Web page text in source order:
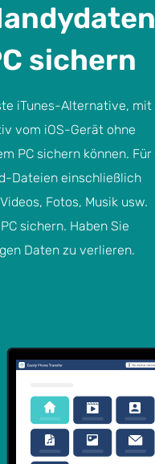
sichern
iTunes-Alternative, mit
vom iOS-Gerät ohne
PC sichern können. Für
Dateien einschließlich
Fotos, Musik usw.
sichern. Haben Sie
Daten zu verlieren.